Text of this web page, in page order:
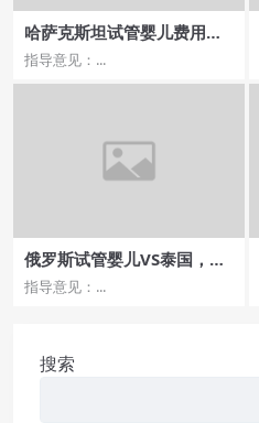
哈萨克斯坦试管婴儿费用与
成功率提升策略
指导意见：...
俄罗斯试管婴儿VS泰国，哪
家医院费用更合理？
指导意见：...
搜索